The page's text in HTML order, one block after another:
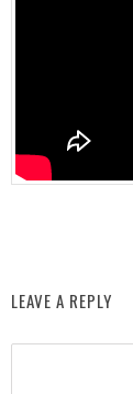
LEAVE A REPLY